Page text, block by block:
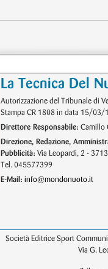
La Tecnica Del
Autorizzazione del Tribunale di
Stampa CR 1808 in data 15/03/
Direttore Responsabile: Camillo
Direzione, Redazione,
Pubblicità: Via Leopardi, 2 -
Tel. 045577399
E-Mail: info@mondonuoto.it
Società Editrice Sport
Via G.